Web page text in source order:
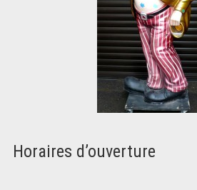
Horaires d’ouverture